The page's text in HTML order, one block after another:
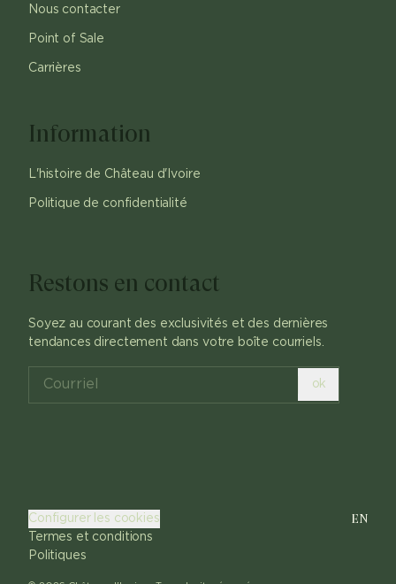
Nous contacter
Point of Sale
Carrières
Information
L'histoire de Château d'Ivoire
Politique de confidentialité
Restons en contact
Soyez au courant des exclusivités et des dernières
tendances directement dans votre boîte courriels.
ok
Configurer les cookies
Termes et conditions
Politiques
EN